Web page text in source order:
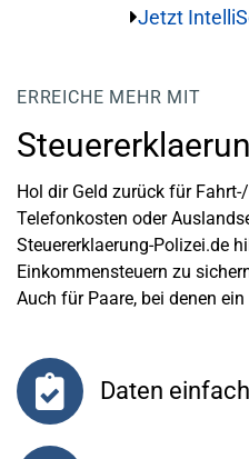
Jetzt
ERREICHE MEHR MIT
Hol dir Geld zurück für
Telefonkosten oder
Steuererklaerung-Polizei.de
Einkommensteuern zu
Auch für Paare, bei denen
Daten